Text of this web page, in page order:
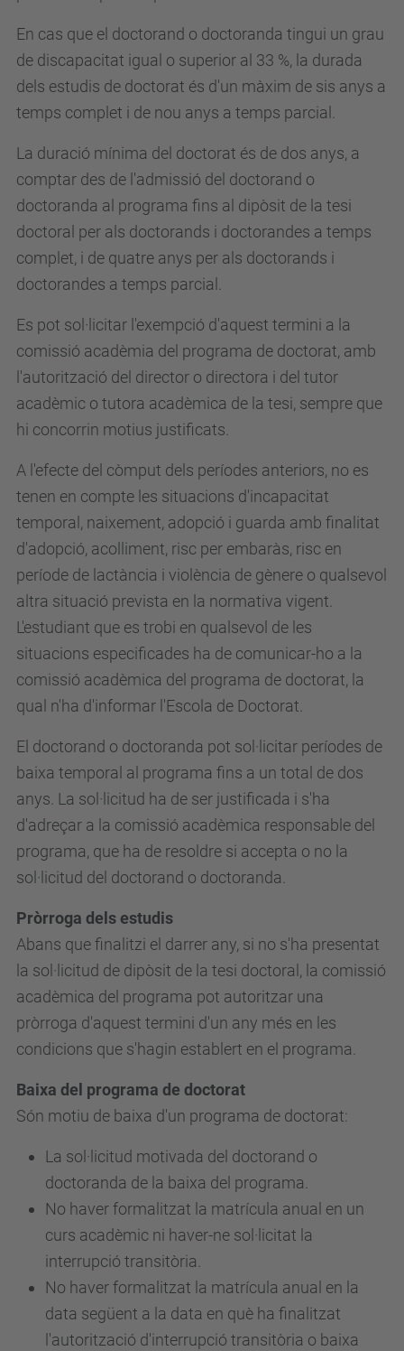
En cas que el doctorand o doctoranda tingui un grau
de discapacitat igual o superior al 33 %, la durada
dels estudis de doctorat és d'un màxim de sis anys a
temps complet i de nou anys a temps parcial.
La duració mínima del doctorat és de dos anys, a
comptar des de l'admissió del doctorand o
doctoranda al programa fins al dipòsit de la tesi
doctoral per als doctorands i doctorandes a temps
complet, i de quatre anys per als doctorands i
doctorandes a temps parcial.
Es pot sol·licitar l'exempció d'aquest termini a la
comissió acadèmia del programa de doctorat, amb
l'autorització del director o directora i del tutor
acadèmic o tutora acadèmica de la tesi, sempre que
hi concorrin motius justificats.
A l'efecte del còmput dels períodes anteriors, no es
tenen en compte les situacions d'incapacitat
temporal, naixement, adopció i guarda amb finalitat
d'adopció, acolliment, risc per embaràs, risc en
període de lactància i violència de gènere o qualsevol
altra situació prevista en la normativa vigent.
L'estudiant que es trobi en qualsevol de les
situacions especificades ha de comunicar-ho a la
comissió acadèmica del programa de doctorat, la
qual n'ha d'informar l'Escola de Doctorat.
El doctorand o doctoranda pot sol·licitar períodes de
baixa temporal al programa fins a un total de dos
anys. La sol·licitud ha de ser justificada i s'ha
d'adreçar a la comissió acadèmica responsable del
programa, que ha de resoldre si accepta o no la
sol·licitud del doctorand o doctoranda.
Pròrroga dels estudis
Abans que finalitzi el darrer any, si no s'ha presentat
la sol·licitud de dipòsit de la tesi doctoral, la comissió
acadèmica del programa pot autoritzar una
pròrroga d'aquest termini d'un any més en les
condicions que s'hagin establert en el programa.
Baixa del programa de doctorat
Són motiu de baixa d'un programa de doctorat:
La sol·licitud motivada del doctorand o
doctoranda de la baixa del programa.
No haver formalitzat la matrícula anual en un
curs acadèmic ni haver-ne sol·licitat la
interrupció transitòria.
No haver formalitzat la matrícula anual en la
data següent a la data en què ha finalitzat
l'autorització d'interrupció transitòria o baixa